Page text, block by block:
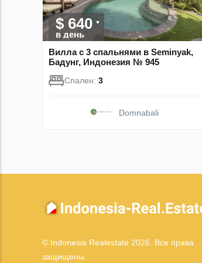
$ 640
в день
Вилла с 3 спальнями в Seminyak,
Бадунг, Индонезия № 945
Спален: 3
Domnabali
© Indonesia Realestate 2026. Все права
защищены.